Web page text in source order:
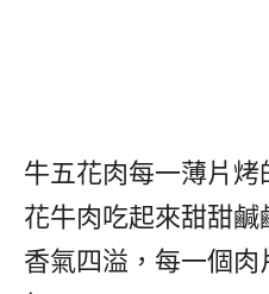
牛五花肉每一薄片
花牛肉吃起來甜甜
香氣四溢，每一個